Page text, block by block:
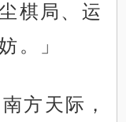
棋局、运
。」
方天际，